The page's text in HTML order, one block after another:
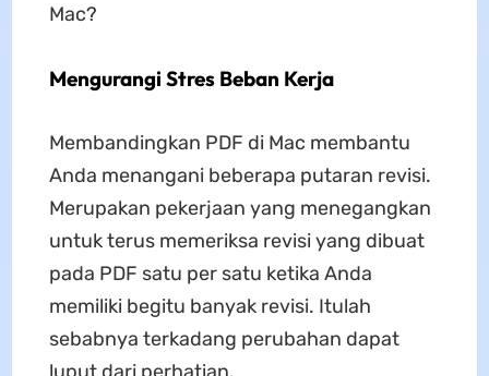
Mac?
Mengurangi Stres Beban Kerja
Membandingkan PDF di Mac membantu
Anda menangani beberapa putaran revisi.
Merupakan pekerjaan yang menegangkan
untuk terus memeriksa revisi yang dibuat
pada PDF satu per satu ketika Anda
memiliki begitu banyak revisi. Itulah
sebabnya terkadang perubahan dapat